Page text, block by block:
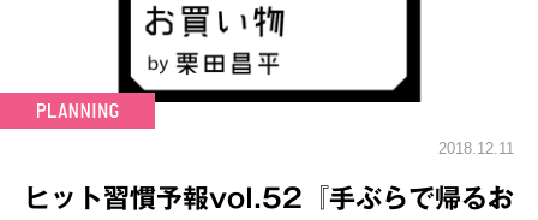
2018.12.11
ヒット習慣予報vol.52『手ぶらで帰るお